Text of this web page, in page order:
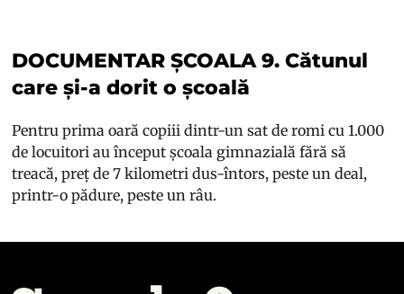
DOCUMENTAR ȘCOALA 9. Cătunul
care și-a dorit o școală
Pentru prima oară copiii dintr-un sat de romi cu 1.000
de locuitori au început școala gimnazială fără să
treacă, preț de 7 kilometri dus-întors, peste un deal,
printr-o pădure, peste un râu.